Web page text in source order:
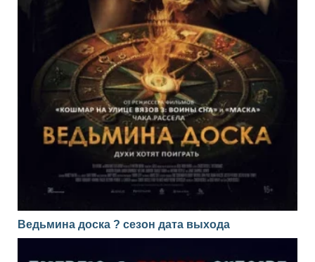
Ведьмина доска ? сезон дата выхода